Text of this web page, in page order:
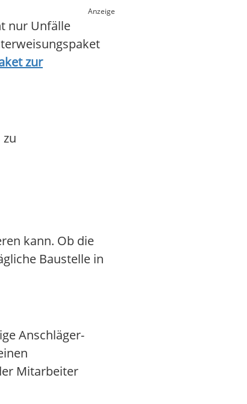
Anzeige
nur Unfälle
zur
kann. Ob die
Baustelle in
Anschläger-
Mitarbeiter